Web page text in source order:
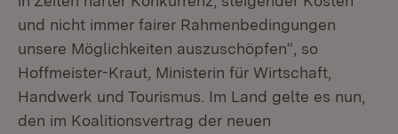
und nicht immer fairer Rahmenbedingungen
unsere Möglichkeiten auszuschöpfen“, so
Hoffmeister-Kraut, Ministerin für Wirtschaft,
Handwerk und Tourismus. Im Land gelte es nun,
den im Koalitionsvertrag der neuen